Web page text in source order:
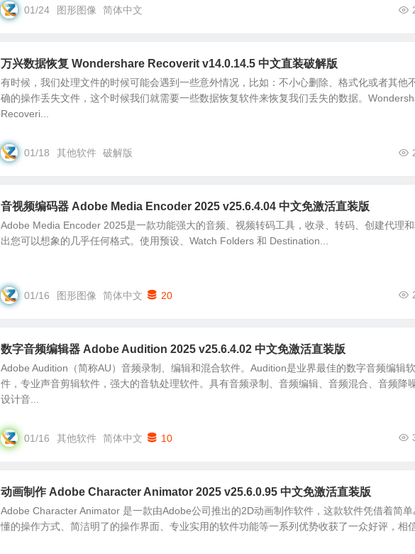
01/24 图形图像 简体中文
万兴数据恢复 Wondershare Recoverit v14.0.14.5 中文直装破解版
有时候，我们处理文件的时候可能会遇到一些意外情况，比如：不小心删除、格式化或者其他
确的操作丢失文件，这个时候我们就需要一些数据恢复软件来恢复我们丢失的数据。
Recoveri...
01/18 其他软件 破解版
音视频编码器 Adobe Media Encoder 2025 v25.6.4.04 中文免激活直装版
Adobe Media Encoder 2025是一款功能强大的音频、视频转码工具，收录、转码、创建代理
出您可以想象的几乎任何格式。使用预设、Watch Folders 和 Destination...
01/16 图形图像 简体中文 20
数字音频编辑器 Adobe Audition 2025 v25.6.4.02 中文免激活直装版
Adobe Audition（简称AU）音频录制、编辑和混合软件。Audition是业界最佳的数字音频编辑软
件，专业声音剪辑软件，强大的音轨处理软件。具有音频录制、音频编辑、音频混合、音频降噪
设计音...
01/16 其他软件 简体中文 10
动画制作 Adobe Character Animator 2025 v25.6.0.95 中文免激活直装版
Adobe Character Animator 是一款由Adobe公司推出的2D动画制作软件，这款软件凭借着简单
懂的操作方式、简洁明了的操作界面、专业实用的软件功能等一系列优势收获了一众好评，相信